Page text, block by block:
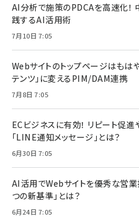
AI分析で施策のPDCAを高速化
践するAI活用術
7月10日 7:05
Webサイトのトップページはもは
テンツ」に変えるPIM/DAM連携
7月8日 7:05
ECビジネスに有効！ リピート促
「LINE通知メッセージ」とは？
6月30日 7:05
AI活用でWebサイトを優秀な営業
つの新基準」とは？
6月24日 7:05